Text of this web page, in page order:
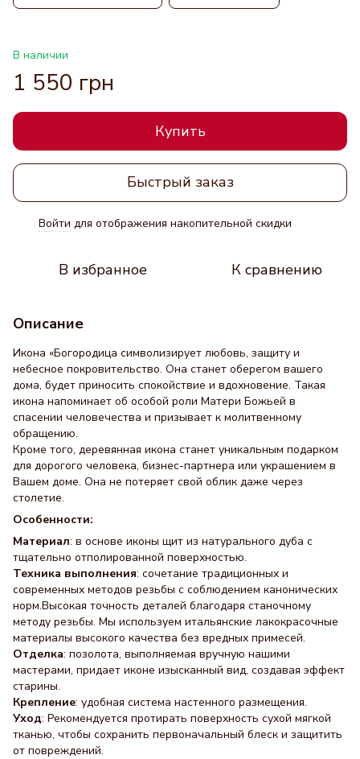
В наличии
1 550 грн
Купить
Быстрый заказ
Войти для отображения накопительной скидки
В избранное К сравнению
Описание
Икона «Богородица символизирует любовь, защиту и
небесное покровительство. Она станет оберегом вашего
дома, будет приносить спокойствие и вдохновение. Такая
икона напоминает об особой роли Матери Божьей в
спасении человечества и призывает к молитвенному
обращению.
Кроме того, деревянная икона станет уникальным подарком
для дорогого человека, бизнес-партнера или украшением в
Вашем доме. Она не потеряет свой облик даже через
столетие.
Особенности:
Материал: в основе иконы щит из натурального дуба с
тщательно отполированной поверхностью.
Техника выполнения: сочетание традиционных и
современных методов резьбы с соблюдением канонических
норм.Высокая точность деталей благодаря станочному
методу резьбы. Мы используем итальянские лакокрасочные
материалы высокого качества без вредных примесей.
Отделка: позолота, выполняемая вручную нашими
мастерами, придает иконе изысканный вид, создавая эффект
старины.
Крепление: удобная система настенного размещения.
Уход: Рекомендуется протирать поверхность сухой мягкой
тканью, чтобы сохранить первоначальный блеск и защитить
от повреждений.